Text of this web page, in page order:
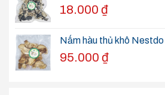
18.000 ₫
Nấm hàu thủ khô
95.000 ₫